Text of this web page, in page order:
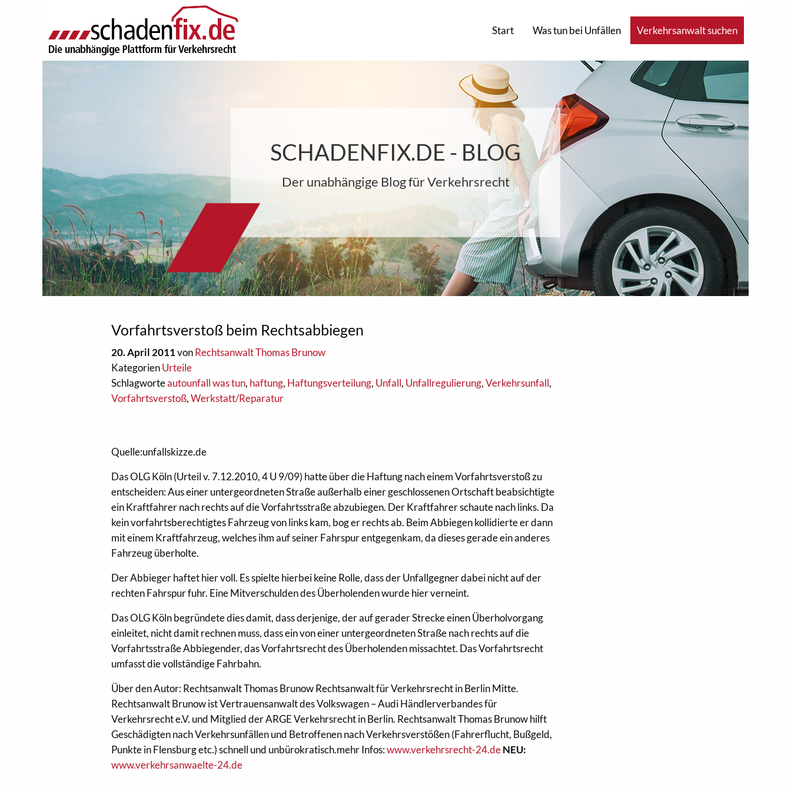
Start Was tun bei Unfällen Verkehrsanwalt suchen
SCHADENFIX.DE - BLOG
Der unabhängige Blog für Verkehrsrecht
Vorfahrtsverstoß beim Rechtsabbiegen
20. April 2011vonRechtsanwalt Thomas Brunow
KategorienUrteile
Schlagworteautounfall was tun, haftung, Haftungsverteilung, Unfall, Unfallregulierung,Verkehrsunfall,
Vorfahrtsverstoß,Werkstatt/Reparatur
Quelle:unfallskizze.de
Das OLG Köln (Urteil v. 7.12.2010, 4 U 9/09) hatte über die Haftung nach einem Vorfahrtsverstoß zu
entscheiden: Aus einer untergeordneten Straße außerhalb einer geschlossenen Ortschaft beabsichtigte
ein Kraftfahrer nach rechts auf die Vorfahrtsstraße abzubiegen. Der Kraftfahrer schaute nach links. Da
kein vorfahrtsberechtigtes Fahrzeug von links kam, bog er rechts ab. Beim Abbiegen kollidierte er dann
mit einem Kraftfahrzeug, welches ihm auf seiner Fahrspur entgegenkam, da dieses gerade ein anderes
Fahrzeug überholte.
Der Abbieger haftet hier voll. Es spielte hierbei keine Rolle, dassder Unfallgegner dabei nicht auf der
rechten Fahrspur fuhr. Eine Mitverschulden des Überholenden wurde hier verneint.
Das OLG Köln begründete dies damit, dass derjenige, der auf gerader Strecke einen Überholvorgang
einleitet, nicht damit rechnen muss, dass ein von einer untergeordneten Straße nach rechts auf die
Vorfahrtsstraße Abbiegender, das Vorfahrtsrecht des Überholenden missachtet. Das Vorfahrtsrecht
umfasst die vollständige Fahrbahn.
Über den Autor: Rechtsanwalt Thomas Brunow Rechtsanwalt für Verkehrsrecht in Berlin Mitte.
Rechtsanwalt Brunow ist Vertrauensanwalt des Volkswagen – Audi Händlerverbandes für
Verkehrsrecht e.V. und Mitglied der ARGE Verkehrsrecht in Berlin. Rechtsanwalt Thomas Brunow hilft
Geschädigten nach Verkehrsunfällen und Betroffenen nach Verkehrsverstößen (Fahrerflucht, Bußgeld,
Punkte in Flensburg etc.) schnell und unbürokratisch.mehr Infos:www.verkehrsrecht-24.deNEU:
www.verkehrsanwaelte-24.de